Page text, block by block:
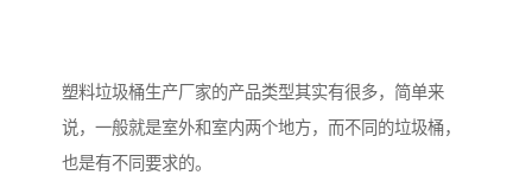
塑料垃圾桶生产厂家的产品类型其实有很多，简单来
说，一般就是室外和室内两个地方，而不同的垃圾桶，
也是有不同要求的。